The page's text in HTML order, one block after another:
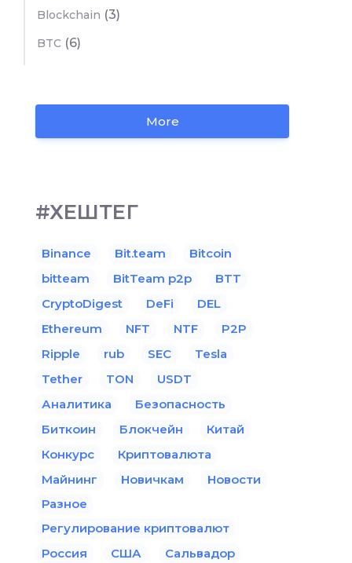
Blockchain (3)
BTC (6)
More
#ХЕШТЕГ
Binance Bit.team
Bitcoin
bitteam
BitTeam p2p
BTT
CryptoDigest
DeFi
DEL
Ethereum
NFT NTF
P2P
Ripple
rub SEC
Tesla
Tether
TON
USDT
Аналитика
Безопасность
Биткоин
Блокчейн
Китай
Конкурс
Криптовалюта
Майнинг
Новичкам
Новости
Разное
Регулирование криптовалют
Россия
США
Сальвадор